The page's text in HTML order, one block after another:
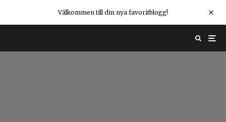
Välkommen till din nya favoritblogg!